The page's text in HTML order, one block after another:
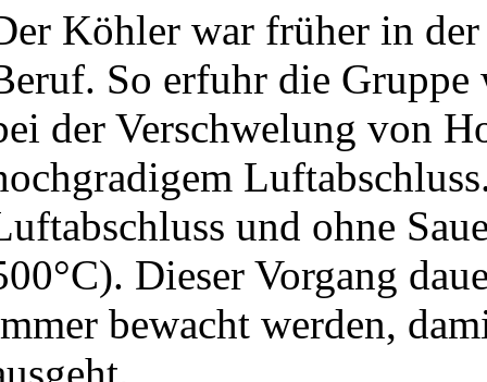
Köhler war früher in
So erfuhr die
der Verschwelung von
und ohne
Dieser Vorgang
bewacht werden,